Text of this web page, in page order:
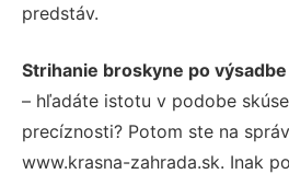
predstáv.
Strihanie broskyne po
– hľadáte istotu v podobe
precíznosti? Potom ste na
www.krasna-zahrada.sk. Inak